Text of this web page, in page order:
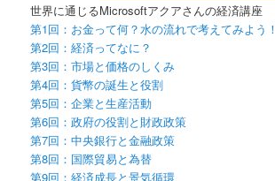
世界に通じるMicrosoftアクアさんの経済講座
第1回：お金って何？水の流れで考えてみよう！
第2回：経済ってなに？
第3回：市場と価格のしくみ
第4回：貨幣の誕生と役割
第5回：企業と生産活動
第6回：政府の役割と財政政策
第7回：中央銀行と金融政策
第8回：国際貿易と為替
第9回：経済成長と景気循環